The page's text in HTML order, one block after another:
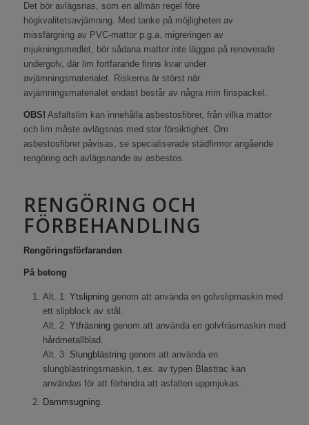
Det bör avlägsnas, som en allmän regel före
högkvalitetsavjämning. Med tanke på möjligheten av
missfärgning av PVC-mattor p.g.a. migreringen av
mjukningsmedlet, bör sådana mattor inte läggas på renoverade
undergolv, där lim fortfarande finns kvar under
avjämningsmaterialet. Riskerna är störst när
avjämningsmaterialet endast består av några mm finspackel.
OBS! Asfaltslim kan innehålla asbestosfibrer, från vilka mattor
och lim måste avlägsnas med stor försiktighet. Om
asbestosfibrer påvisas, se specialiserade städfirmor angående
rengöring och avlägsnande av asbestos.
RENGÖRING OCH
FÖRBEHANDLING
Rengöringsförfaranden
På betong
Alt. 1: Ytslipninggenom att använda en golvslipmaskin med
ett slipblock av stål.
Alt. 2: Ytfräsninggenom att använda en golvfräsmaskin med
hårdmetallblad.
Alt. 3: Slungblästringgenom att använda en
slungblästringsmaskin, t.ex. av typen Blastrac kan
användas för att förhindra att asfalten uppmjukas.
Dammsugning.